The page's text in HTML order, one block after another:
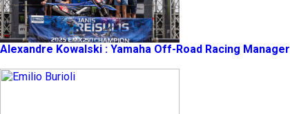
Alexandre Kowalski : Yamaha Off-Road Racing Manager